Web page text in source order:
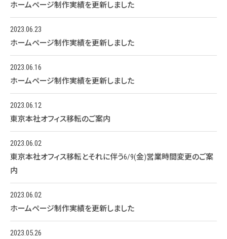
ホームページ制作実績を更新しました
2023.06.23
ホームページ制作実績を更新しました
2023.06.16
ホームページ制作実績を更新しました
2023.06.12
東京本社オフィス移転のご案内
2023.06.02
東京本社オフィス移転とそれに伴う6/9(金)営業時間変更のご案
内
2023.06.02
ホームページ制作実績を更新しました
2023.05.26